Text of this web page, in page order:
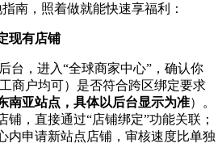
南，照着做就能快速享福利：
现有店铺
台，进入“全球商家中心”，确认你
商户均可）是否符合跨区绑定要求
南亚站点，具体以后台显示为准）。
，直接通过“店铺绑定”功能关联；
内申请新站点店铺，审核速度比单独